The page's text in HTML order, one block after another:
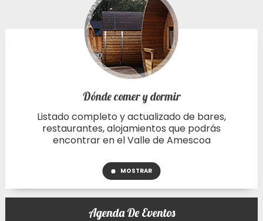
Dónde comer y dormir
Listado completo y actualizado de bares,
restaurantes, alojamientos que podrás
encontrar en el Valle de Amescoa
MOSTRAR
Agenda De Eventos